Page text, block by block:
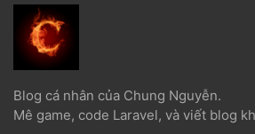
Blog cá nhân của Chung Nguyễn.
Mê game, code Laravel, và viết blog